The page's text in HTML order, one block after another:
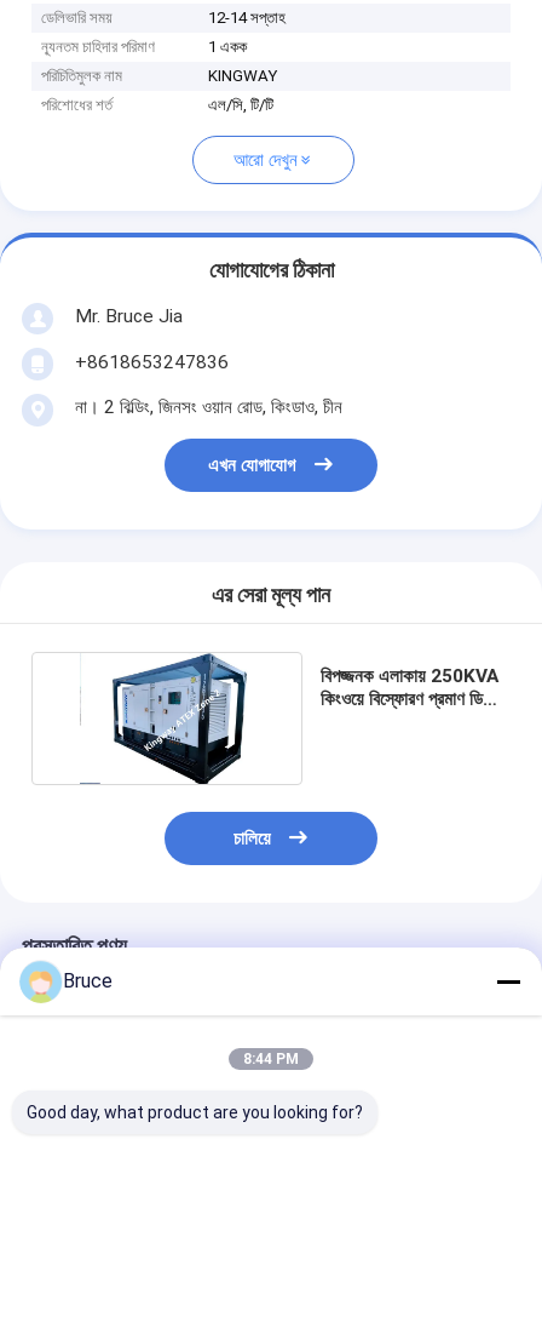
ডেলিভারি সময়
12-14 সপ্তাহ
ন্যূনতম চাহিদার পরিমাণ
1 একক
পরিচিতিমুলক নাম
KINGWAY
পরিশোধের শর্ত
এল/সি, টি/টি
আরো দেখুন
যোগাযোগের ঠিকানা
Mr. Bruce Jia
+8618653247836
না। 2 বিল্ডিং, জিনসং ওয়ান রোড, কিংডাও, চীন
এখন যোগাযোগ
এর সেরা মূল্য পান
বিপজ্জনক এলাকায় 250KVA
কিংওয়ে বিস্ফোরণ প্রমাণ ডিজেল
চালিয়ে
প্রস্তাবিত পণ্য
Bruce
8:44 PM
Good day, what product are you looking for?